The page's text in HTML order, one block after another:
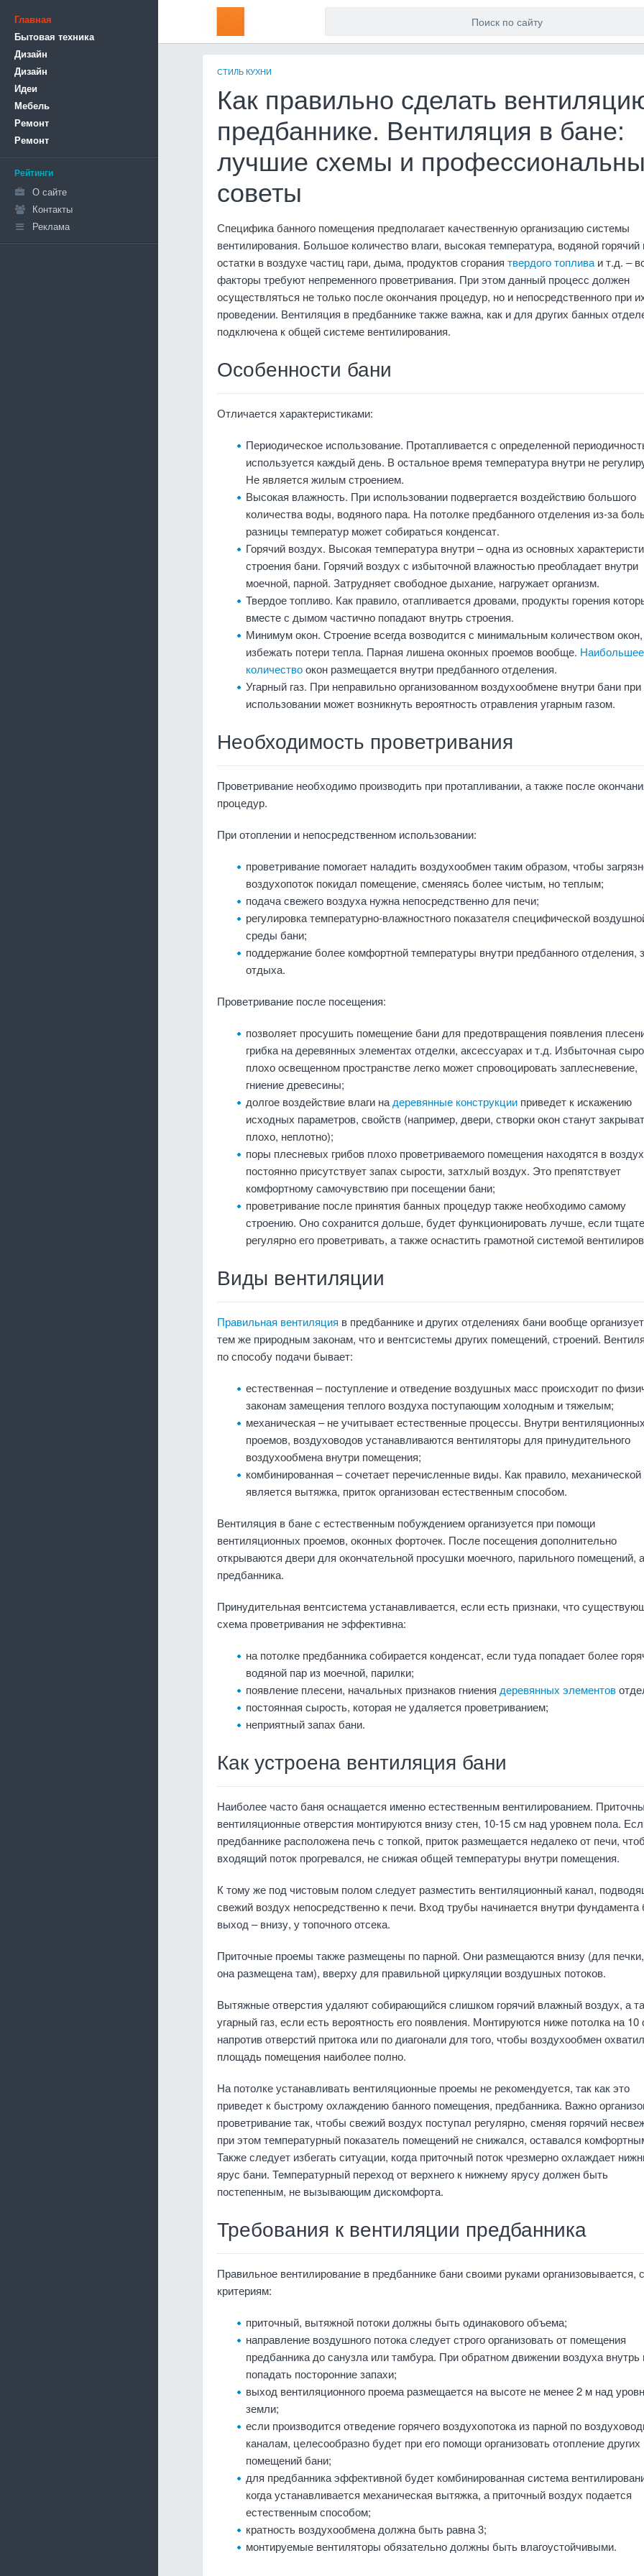
Главная
Бытовая техника
Дизайн
Дизайн
Идеи
Мебель
Ремонт
Ремонт
Рейтинги
О сайте
Контакты
Реклама
СТИЛЬ КУХНИ
Как правильно сделать
предбаннике. Вентиляция в бане:
лучшие схемы и
советы
Специфика банного помещения предполагает качественную организацию системы
вентилирования. Большое количество влаги, высокая температура, водяной горячий
остатки в воздухе частиц гари, дыма, продуктов сгорания твердого топлива и т.д. –
факторы требуют непременного проветривания. При этом данный процесс должен
осуществляться не только после окончания процедур, но и непосредственного при
проведении. Вентиляция в предбаннике также важна, как и для других банных
подключена к общей системе вентилирования.
Особенности бани
Отличается характеристиками:
Периодическое использование. Протапливается с определенной
используется каждый день. В остальное время температура внутри не
Не является жилым строением.
Высокая влажность. При использовании подвергается воздействию большого
количества воды, водяного пара. На потолке предбанного отделения из-за
разницы температур может собираться конденсат.
Горячий воздух. Высокая температура внутри – одна из основных
строения бани. Горячий воздух с избыточной влажностью преобладает внутри
моечной, парной. Затрудняет свободное дыхание, нагружает организм.
Твердое топливо. Как правило, отапливается дровами, продукты горения
вместе с дымом частично попадают внутрь строения.
Минимум окон. Строение всегда возводится с минимальным количеством
избежать потери тепла. Парная лишена оконных проемов вообще. Наибольшее
количествоокон размещается внутри предбанного отделения.
Угарный газ. При неправильно организованном воздухообмене внутри бани при
использовании может возникнуть вероятность отравления угарным газом.
Необходимость проветривания
Проветривание необходимо производить при протапливании, а также после
процедур.
При отоплении и непосредственном использовании:
проветривание помогает наладить воздухообмен таким образом, чтобы
воздухопоток покидал помещение, сменяясь более чистым, но теплым;
подача свежего воздуха нужна непосредственно для печи;
регулировка температурно-влажностного показателя специфической
среды бани;
поддержание более комфортной температуры внутри предбанного отделения,
отдыха.
Проветривание после посещения:
позволяет просушить помещение бани для предотвращения появления
грибка на деревянных элементах отделки, аксессуарах и т.д. Избыточная
плохо освещенном пространстве легко может спровоцировать заплесневение,
гниение древесины;
долгое воздействие влаги на деревянные конструкции приведет к искажению
исходных параметров, свойств (например, двери, створки окон станут
плохо, неплотно);
поры плесневых грибов плохо проветриваемого помещения находятся в
постоянно присутствует запах сырости, затхлый воздух. Это препятствует
комфортному самочувствию при посещении бани;
проветривание после принятия банных процедур также необходимо самому
строению. Оно сохранится дольше, будет функционировать лучше, если
регулярно его проветривать, а также оснастить грамотной системой
Виды вентиляции
Правильная вентиляция в предбаннике и других отделениях бани вообще
тем же природным законам, что и вентсистемы других помещений, строений.
по способу подачи бывает:
естественная – поступление и отведение воздушных масс происходит по
законам замещения теплого воздуха поступающим холодным и тяжелым;
механическая – не учитывает естественные процессы. Внутри вентиляционных
проемов, воздуховодов устанавливаются вентиляторы для принудительного
воздухообмена внутри помещения;
комбинированная – сочетает перечисленные виды. Как правило, механической
является вытяжка, приток организован естественным способом.
Вентиляция в бане с естественным побуждением организуется при помощи
вентиляционных проемов, оконных форточек. После посещения дополнительно
открываются двери для окончательной просушки моечного, парильного помещений,
предбанника.
Принудительная вентсистема устанавливается, если есть признаки, что
схема проветривания не эффективна:
на потолке предбанника собирается конденсат, если туда попадает более
водяной пар из моечной, парилки;
появление плесени, начальных признаков гниения деревянных элементов
постоянная сырость, которая не удаляется проветриванием;
неприятный запах бани.
Как устроена вентиляция бани
Наиболее часто баня оснащается именно естественным вентилированием.
вентиляционные отверстия монтируются внизу стен, 10-15 см над уровнем пола.
предбаннике расположена печь с топкой, приток размещается недалеко от печи,
входящий поток прогревался, не снижая общей температуры внутри помещения.
К тому же под чистовым полом следует разместить вентиляционный канал,
свежий воздух непосредственно к печи. Вход трубы начинается внутри фундамента
выход – внизу, у топочного отсека.
Приточные проемы также размещены по парной. Они размещаются внизу (для
она размещена там), вверху для правильной циркуляции воздушных потоков.
Вытяжные отверстия удаляют собирающийся слишком горячий влажный воздух, а
угарный газ, если есть вероятность его появления. Монтируются ниже потолка на 10
напротив отверстий притока или по диагонали для того, чтобы воздухообмен охватил
площадь помещения наиболее полно.
На потолке устанавливать вентиляционные проемы не рекомендуется, так как это
приведет к быстрому охлаждению банного помещения, предбанника. Важно
проветривание так, чтобы свежий воздух поступал регулярно, сменяя горячий
при этом температурный показатель помещений не снижался, оставался
Также следует избегать ситуации, когда приточный поток чрезмерно охлаждает
ярус бани. Температурный переход от верхнего к нижнему ярусу должен быть
постепенным, не вызывающим дискомфорта.
Требования к вентиляции предбанника
Правильное вентилирование в предбаннике бани своими руками организовывается,
критериям:
приточный, вытяжной потоки должны быть одинакового объема;
направление воздушного потока следует строго организовать от помещения
предбанника до санузла или тамбура. При обратном движении воздуха внутрь
попадать посторонние запахи;
выход вентиляционного проема размещается на высоте не менее 2 м над
земли;
если производится отведение горячего воздухопотока из парной по
каналам, целесообразно будет при его помощи организовать отопление других
помещений бани;
для предбанника эффективной будет комбинированная система
когда устанавливается механическая вытяжка, а приточный воздух подается
естественным способом;
кратность воздухообмена должна быть равна 3;
монтируемые вентиляторы обязательно должны быть влагоустойчивыми.